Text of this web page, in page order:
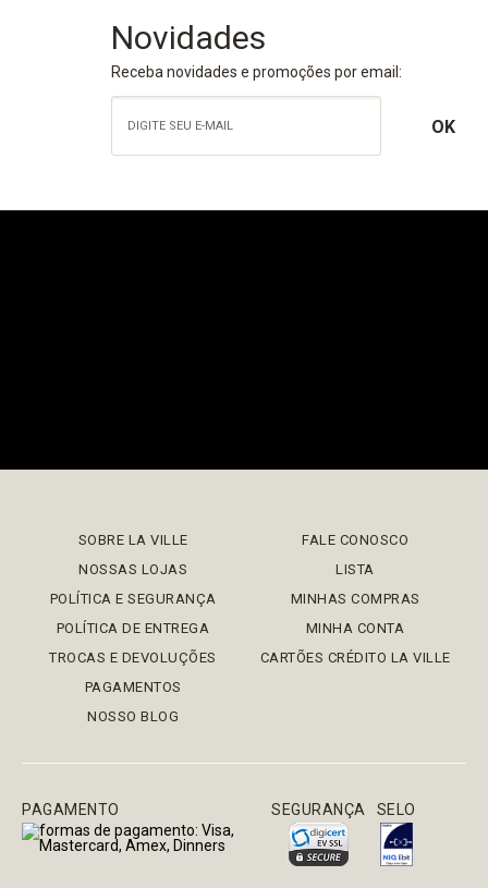
Novidades
Receba novidades e promoções por email:
SOBRE LA VILLE
NOSSAS LOJAS
POLÍTICA E SEGURANÇA
POLÍTICA DE ENTREGA
TROCAS E DEVOLUÇÕES
PAGAMENTOS
NOSSO BLOG
FALE CONOSCO
LISTA
MINHAS COMPRAS
MINHA CONTA
CARTÕES CRÉDITO LA VILLE
PAGAMENTO SEGURANÇA SELO